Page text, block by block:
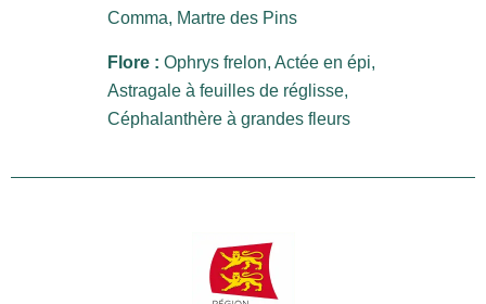
Comma, Martre des Pins
Flore : Ophrys frelon, Actée en épi,
Astragale à feuilles de réglisse,
Céphalanthère à grandes fleurs